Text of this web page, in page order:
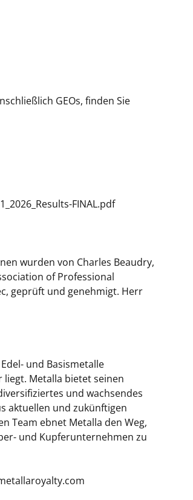
GEOs, finden Sie
FINAL.pdf
wurden von Charles Beaudry,
of Professional
geprüft und genehmigt. Herr
und Basismetalle
Metalla bietet seinen
und wachsendes
aktuellen und zukünftigen
Team ebnet Metalla den Weg,
und Kupferunternehmen zu